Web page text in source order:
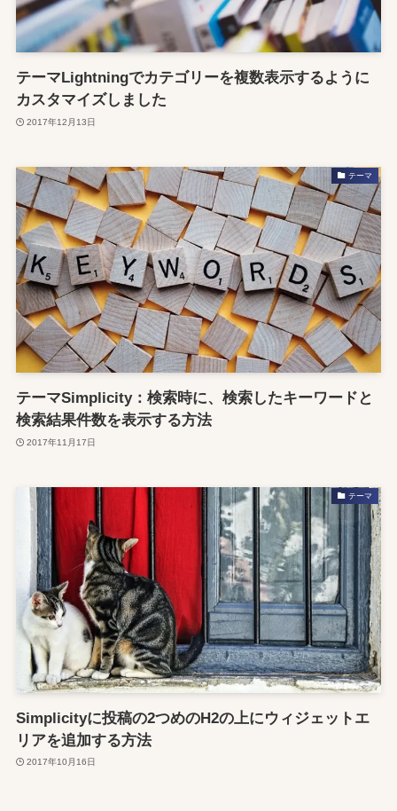
テーマLightningでカテゴリーを複数表示するように
カスタマイズしました
2017年12月13日
テーマ
テーマSimplicity：検索時に、検索したキーワードと
検索結果件数を表示する方法
2017年11月17日
テーマ
Simplicityに投稿の2つめのH2の上にウィジェットエ
リアを追加する方法
2017年10月16日